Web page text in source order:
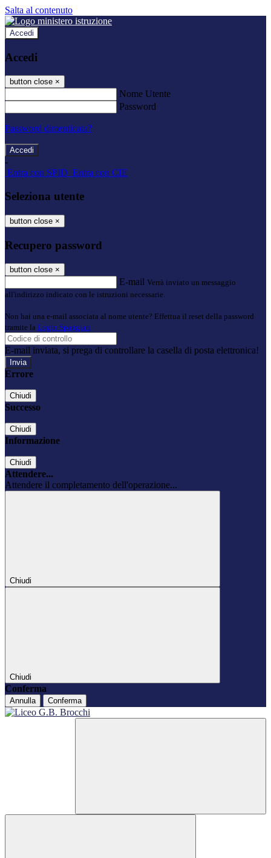
Salta al contenuto
Accedi
Accedi
button close ×
Nome Utente
Password
Password dimenticata?
-
Entra con SPID Entra con CIE
Seleziona utente
button close ×
Recupero password
button close ×
E-mail Verrà inviato un messaggio
all'indirizzo indicato con le istruzioni necessarie.
Non hai una e-mail associata al nome utente? Effettua il reset della password
tramite la Login Spaggiari
E-mail inviata, si prega di controllare la casella di posta elettronica!
Errore
Chiudi
Successo
Chiudi
Informazione
Chiudi
Attendere...
Attendere il completamento dell'operazione...
Chiudi
Chiudi
Conferma
Annulla Conferma